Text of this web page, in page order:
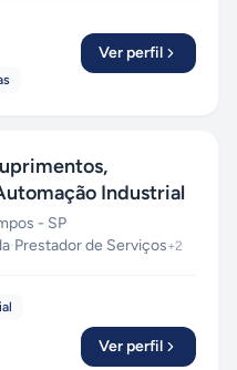
Ver perfil
Industrial
- SP
·Prestador de Serviços+2
Ver perfil